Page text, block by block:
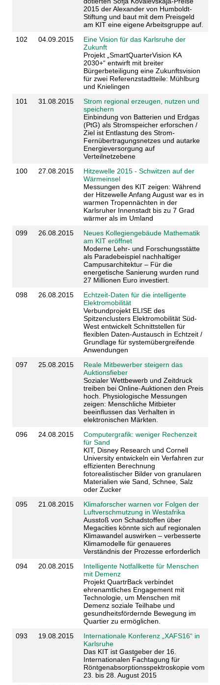
2015 der Alexander von Humboldt-
Stiftung und baut mit dem Preisgeld
am KIT eine eigene Arbeitsgruppe auf.
102
04.09.2015
Eine Vision für das Karlsruhe der
Zukunft
Projekt „SmartQuarterVision KA
2030+“ entwirft mit breiter
Bürgerbeteiligung eine Zukunftsvision
für zwei Referenzstadtteile: Mühlburg
und Knielingen
101
31.08.2015
Strom regional erzeugen, nutzen und
speichern
Einbindung von Batterien und Erdgas
(PtG) als Stromspeicher erforschen /
Ziel ist Entlastung des Strom-
Fernübertragungsnetzes und autarke
Energieversorgung auf
Verteilnetzebene
100
27.08.2015
Hitzewelle 2015 - Schwitzen auf der
Wärmeinsel
Messungen des KIT zeigen: Während
der Hitzewelle Anfang August war es in
warmen Tropennächten in der
Karlsruher Innenstadt bis zu 7 Grad
wärmer als im Umland
099
26.08.2015
Neues Kollegiengebäude Mathematik
am KIT eröffnet
Moderne Lehr- und Forschungsstätte
als Paradebeispiel nachhaltiger
Campusarchitektur – Für die
energetische Sanierung wurden rund
27 Millionen Euro investiert.
098
26.08.2015
Echtzeit-Daten für die intelligente
Elektromobilität
Verbundprojekt ELISE des
Spitzenclusters Elektromobilität Süd-
West entwickelt Schnittstellen für
flexiblen Daten-Austausch in Echtzeit /
Grundlage für systemübergreifende
Anwendungen
097
25.08.2015
Reale Mitbewerber steigern das
Auktionsfieber
Sozialer Wettbewerb und Zeitdruck
treiben bei Online-Auktionen den Preis
hoch. Physiologische Messungen
zeigen: Menschliche Mitbieter
beeinflussen das Verhalten in
elektronischen Märkten.
096
24.08.2015
Computergrafik: weniger Rechenzeit
für Sand
KIT, Disney Research und Cornell
University entwickeln ein Verfahren zur
effizienten Berechnung
fotorealistischer Bilder von granularen
Materialien wie Sand, Schnee, Salz
oder Zucker
095
21.08.2015
Klimaforscher warnen vor Folgen der
Luftverschmutzung in Westafrika
Ausstoß von Schadstoffen über
Megacities könnte sich auf regionalen
Klimawandel auswirken – verbesserte
Klimamodelle für genaueres
Verständnis der Prozesse erforderlich
094
20.08.2015
Intelligente Notfallkette für Menschen
mit Demenz
Projekt QuartrBack verbindet
ehrenamtliches Engagement mit
Technologie, um Menschen mit
Demenz soziale Teilhabe und
gesundheitsfördernde Bewegung im
Quartier zu ermöglichen.
093
19.08.2015
Internationale Konferenz „XAFS16“ in
Karlsruhe
Das KIT ist Gastgeber der 16.
Internationalen Fachtagung für
Röntgenabsorptionsspektroskopie vom
23. bis 28. August 2015